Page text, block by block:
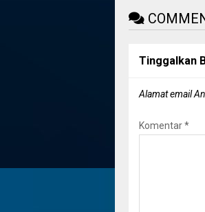
Tinggalkan
Alamat email
Komentar*